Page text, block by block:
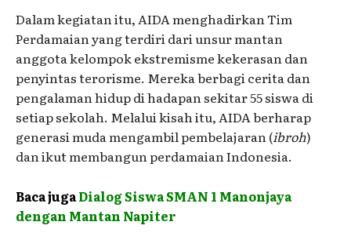
Dalam kegiatan itu, AIDA menghadirkan Tim
Perdamaian yang terdiri dari unsur mantan
anggota kelompok ekstremisme kekerasan dan
penyintas terorisme. Mereka berbagi cerita dan
pengalaman hidup di hadapan sekitar 55 siswa di
setiap sekolah. Melalui kisah itu, AIDA berharap
generasi muda mengambil pembelajaran (ibroh)
dan ikut membangun perdamaian Indonesia.
Baca jugaDialog Siswa SMAN 1 Manonjaya
dengan Mantan Napiter